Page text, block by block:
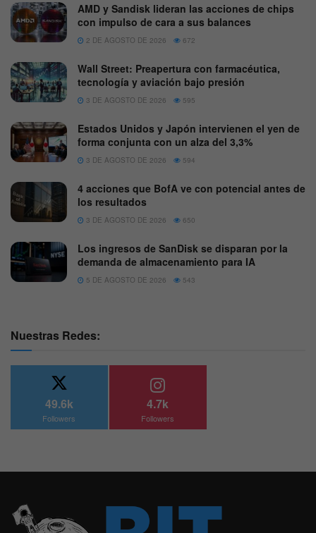
AMD y Sandisk lideran las acciones de chips
con impulso de cara a sus balances
2 DE AGOSTO DE 2026 672
Wall Street: Preapertura con farmacéutica,
tecnología y aviación bajo presión
3 DE AGOSTO DE 2026 595
Estados Unidos y Japón intervienen el yen de
forma conjunta con un alza del 3,3%
3 DE AGOSTO DE 2026 594
4 acciones que BofA ve con potencial antes de
los resultados
3 DE AGOSTO DE 2026 650
Los ingresos de SanDisk se disparan por la
demanda de almacenamiento para IA
5 DE AGOSTO DE 2026 543
Nuestras Redes:
49.6k
Followers
4.7k
Followers